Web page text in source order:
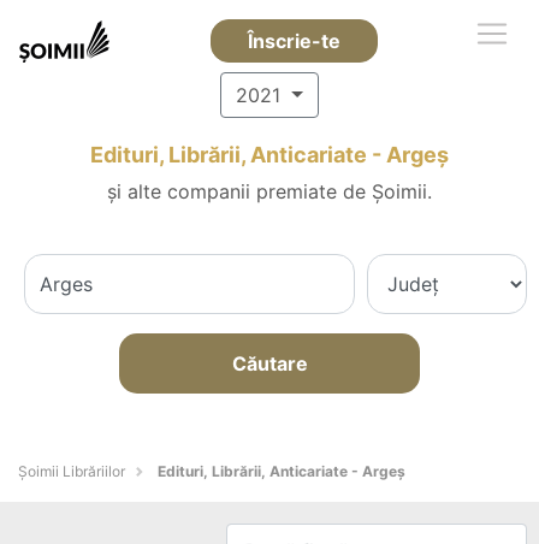
Înscrie-te
2021
Edituri, Librării, Anticariate - Argeş
și alte companii premiate de Șoimii.
Căutare
Șoimii Librăriilor Edituri, Librării, Anticariate - Argeş